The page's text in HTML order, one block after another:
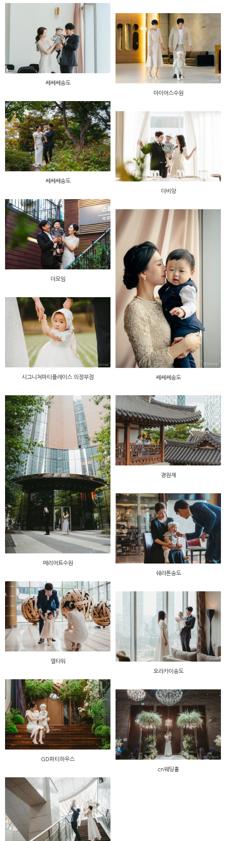
쎄쎄쎄송도
마이어스수원
쎄쎄쎄송도
더비앙
더모임
쎄쎄쎄송도
시그니쳐파티플레이스 의정부점
메리어트수원
경원재
쉐라톤송도
엘타워
오라카이송도
GD파티하우스
cn웨딩홀